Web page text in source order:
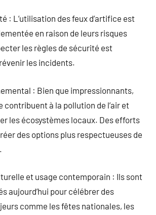
: L’utilisation des feux d’artifice est
en raison de leurs risques
les règles de sécurité est
les incidents.
: Bien que impressionnants,
contribuent à la pollution de l’air et
les écosystèmes locaux. Des efforts
des options plus respectueuses de
et usage contemporain : Ils sont
aujourd’hui pour célébrer des
comme les fêtes nationales, les